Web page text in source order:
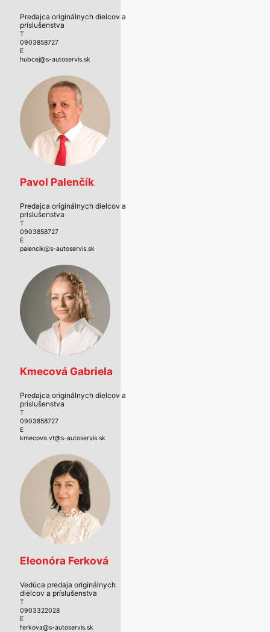
Predajca originálnych dielcov a
príslušenstva
T
0903858727
E
hubcej@s-autoservis.sk
Pavol Palenčík
Predajca originálnych dielcov a
príslušenstva
T
0903858727
E
palencik@s-autoservis.sk
Kmecová Gabriela
Predajca originálnych dielcov a
príslušenstva
T
0903858727
E
kmecova.vt@s-autoservis.sk
Eleonóra Ferková
Vedúca predaja originálnych
dielcov a príslušenstva
T
0903322028
E
ferkova@s-autoservis.sk